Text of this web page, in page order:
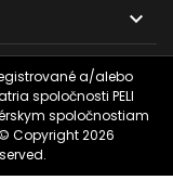

a/alebo
spoločnosti PELI
spoločnostiam
Copyright 2026